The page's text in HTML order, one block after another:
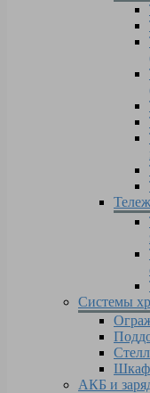
Системы
АКБ и